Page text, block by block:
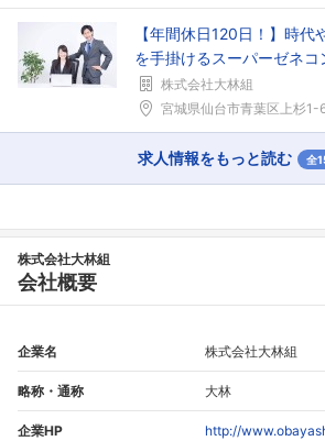
【年間休日120日！】時代
を手掛けるスーパーゼネコ
株式会社大林組
宮城県仙台市青葉区上杉1-6-
求人情報をもっと読む 全
株式会社大林組
会社概要
企業名 株式会社大林組
略称・通称 大林
企業HP http://